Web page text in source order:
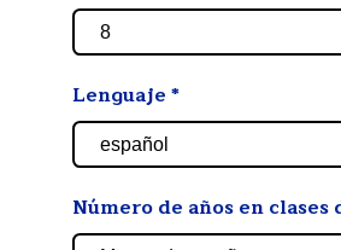
Lenguaje*
Número de años en clases